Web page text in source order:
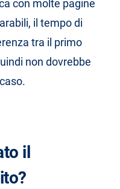
con molte pagine
il tempo di
tra il primo
non dovrebbe
il